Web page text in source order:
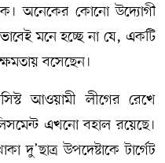
অনেকের কোনো উদ্যোগী
মনে হচ্ছে না যে, একটি
বসেছেন।
আওয়ামী লীগের রেখে
এখনো বহাল রয়েছে।
দু’ছাত্র উপদেষ্টাকে টার্গেট